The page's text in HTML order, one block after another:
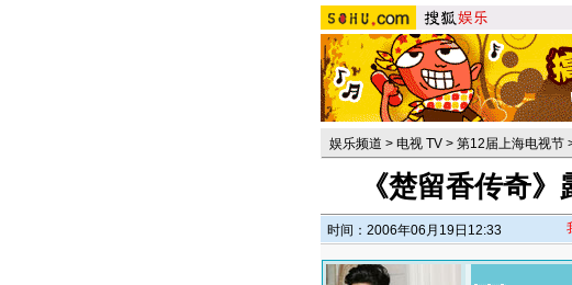
娱乐频道 > 电视 TV > 第12届上海电视节
《楚留香传奇
时间：2006年06月19日12:33